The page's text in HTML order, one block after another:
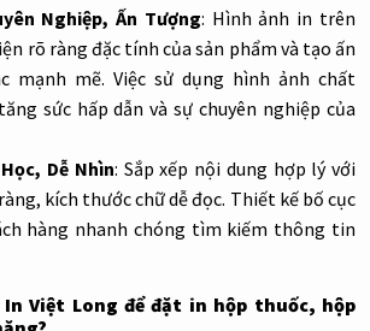
Nghiệp, Ấn Tượng: Hình ảnh in trên
rõ ràng đặc tính của sản phẩm và tạo ấn
mạnh mẽ. Việc sử dụng hình ảnh chất
sức hấp dẫn và sự chuyên nghiệp của
Dễ Nhìn: Sắp xếp nội dung hợp lý với
kích thước chữ dễ đọc. Thiết kế bố cục
hàng nhanh chóng tìm kiếm thông tin
In Việt Long để đặt in hộp thuốc, hộp